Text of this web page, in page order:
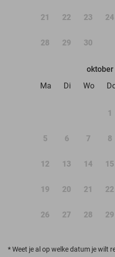
21 22 23 24
28 29 30
oktober
Ma
Di Wo
1
5 6 7 8
12 13 14 15
19 20 21 22
26 27 28 29
*Weet je al op welke datum je wilt